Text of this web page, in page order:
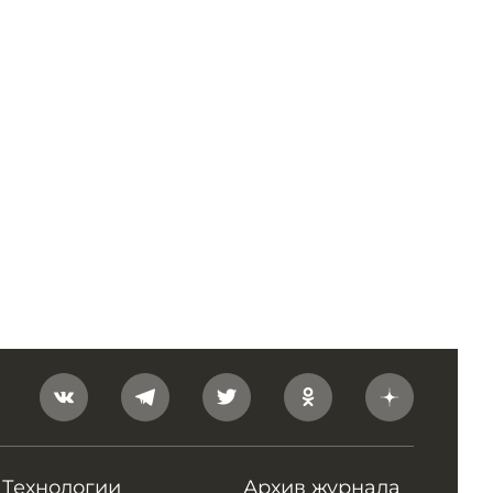
Технологии Архив журнала